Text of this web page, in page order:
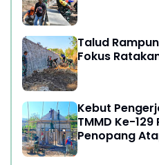
Talud
Fokus
Kebut
TMMD Ke-
Penopang